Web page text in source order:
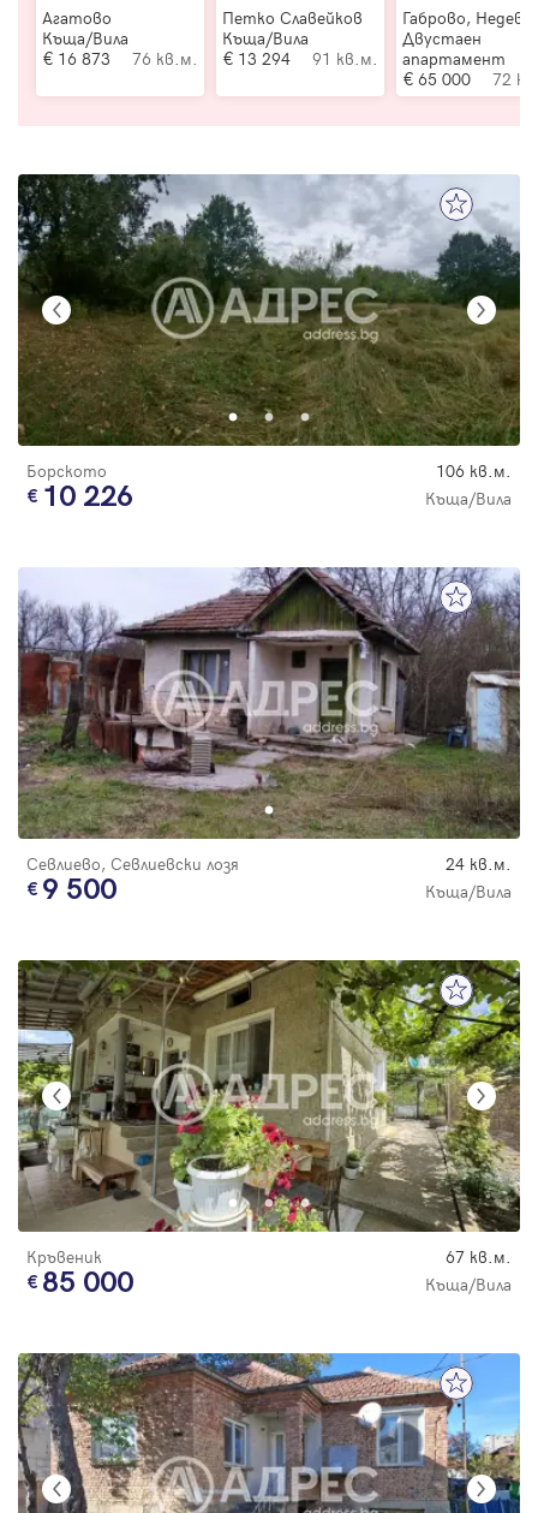
Агатово
Къща/Вила
16 873
76 кв.м.
Петко Славейков
Къща/Вила
13 294
91 кв.м.
Габрово,
Двустаен
апартамент
65 000
72
Борското 106 кв.м.
10 226 Къща/Вила
Севлиево, Севлиевски лозя 24 кв.м.
9 500 Къща/Вила
Кръвеник 67 кв.м.
85 000 Къща/Вила